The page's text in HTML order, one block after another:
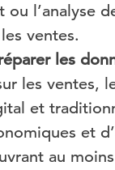
ou l’analyse
ventes.
les
les ventes,
et
et
au